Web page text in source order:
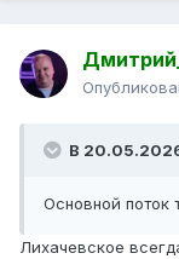
В
Основной поток
Лихачевское